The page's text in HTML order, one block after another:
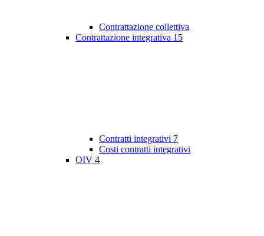
Contrattazione collettiva
Contrattazione integrativa 15
Contratti integrativi 7
Costi contratti integrativi
OIV 4